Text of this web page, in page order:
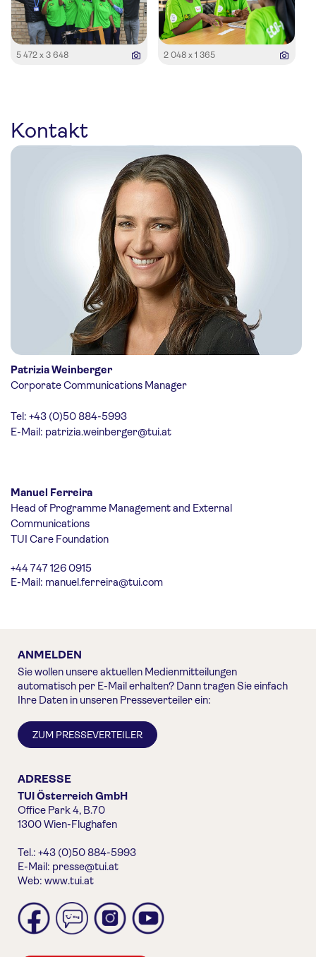
5 472 x 3 648 2 048 x 1 365
Kontakt
Patrizia Weinberger
Corporate Communications Manager
Tel: +43 (0)50 884-5993
E-Mail: patrizia.weinberger@tui.at
Manuel Ferreira
Head of Programme Management and External
Communications
TUI Care Foundation
+44 747 126 0915
E-Mail: manuel.ferreira@tui.com
ANMELDEN
Sie wollen unsere aktuellen Medienmitteilungen
automatisch per E-Mail erhalten? Dann tragen Sie einfach
Ihre Daten in unseren Presseverteiler ein:
ZUM PRESSEVERTEILER
ADRESSE
TUI Österreich GmbH
Office Park 4, B.70
1300 Wien-Flughafen
Tel.: +43 (0)50 884-5993
E-Mail: presse@tui.at
Web: www.tui.at